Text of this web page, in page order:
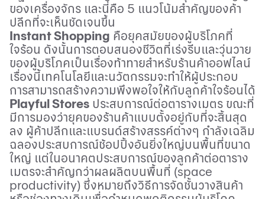
ของเครื่องจักร และนี่คือ 5 แนวโน้มสำคัญของค้า
ปลีกที่จะเห็นชัดเจนขึ้น
Instant Shopping คือยุคสมัยของผู้บริโภคที่
ใจร้อน ดังนั้นการตอบสนองชีวิตที่เร่งรีบและวุ่นวาย
ของผู้บริโภคเป็นเรื่องท้าทายสำหรับร้านค้าออฟไลน์
เรื่องนี้เทคโนโลยีและนวัตกรรมจะทำให้ผู้ประกอบ
การสามารถสร้างความพึงพอใจให้กับลูกค้าใจร้อนได้
Playful Stores ประสบการณ์ต่อตารางเมตร ขณะที่
มีการมองว่ายุคของร้านค้าแบบตั้งอยู่กับที่จะสิ้นสุด
ลง ผู้ค้าปลีกและแบรนด์สร้างสรรค์ต่างๆ กำลังเฉลิม
ฉลองประสบการณ์ช้อปปิ้งอันยิ่งใหญ่บนพื้นที่ขนาด
ใหญ่ แต่ในอนาคตประสบการณ์ของลูกค้าต่อตาราง
เมตรจะสำคัญกว่าผลผลิตบนพื้นที่ (space
productivity) ซึ่งหมายถึงวิธีการจัดชั้นวางสินค้า